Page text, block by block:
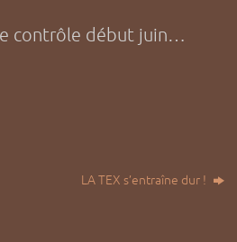
contrôle début juin…
LA TEX s’entraîne dur !